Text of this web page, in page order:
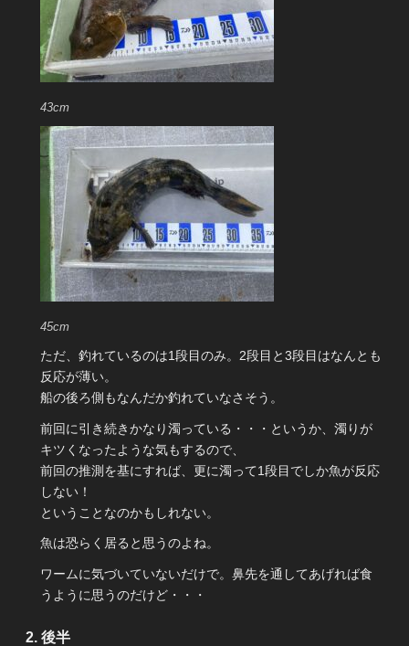
43cm
45cm
ただ、釣れているのは1段目のみ。2段目と3段目はなんとも
反応が薄い。
船の後ろ側もなんだか釣れていなさそう。
前回に引き続きかなり濁っている・・・というか、濁りが
キツくなったような気もするので、
前回の推測を基にすれば、更に濁って1段目でしか魚が反応
しない！
ということなのかもしれない。
魚は恐らく居ると思うのよね。
ワームに気づいていないだけで。鼻先を通してあげれば食
うように思うのだけど・・・
後半